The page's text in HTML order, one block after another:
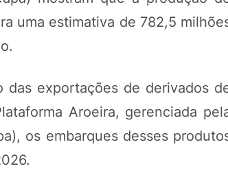
uma estimativa de 782,5
das exportações de derivados
Aroeira, gerenciada
os embarques desses